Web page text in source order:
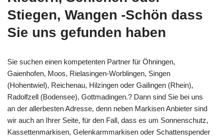
Stiegen, Wangen -Schön dass
Sie uns gefunden haben
Sie suchen einen kompetenten Partner für Öhningen,
Gaienhofen, Moos, Rielasingen-Worblingen, Singen
(Hohentwiel), Reichenau, Hilzingen oder Gailingen (Rhein),
Radolfzell (Bodensee), Gottmadingen.? Dann sind Sie bei uns
an der allerbesten Adresse, denn neben Markisen Anbieter sind
wir auch an Ihrer Seite, für den Fall, dass es um Sonnenschutz,
Kassettenmarkisen, Gelenkarmmarkisen oder Schattenspender